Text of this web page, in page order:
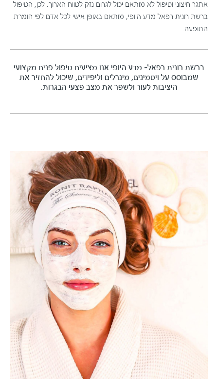
אתגר חיצוני וטיפול לא מותאם יכול לגרום נזק לטווח הארוך. לכן, הטיפול
ברשת רונית רפאל מדע היופי, מותאם באופן אישי לכל אדם לפי חומרת
התופעה.
ברשת רונית רפאל- מדע היופי אנו מציעים טיפול פנים מקצועי
שמבוסס על ויטמינים, מינרלים וליפידים, שיכול להחזיר את
היציבות לעור ולשפר את מצב פצעי הבגרות.